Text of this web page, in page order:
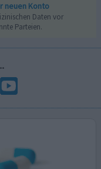
neuen Konto
Daten vor
Parteien.